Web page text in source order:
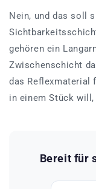
Nein, und das soll
gehören ein
Zwischenschicht
das Reflexmaterial
in einem Stück
Bereit für